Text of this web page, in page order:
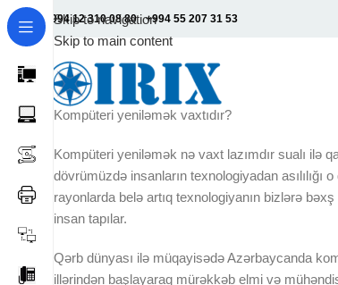
Skip to navigation
Skip to main content
+994 12 310 08 80 +994 55 207 31 53
Kompüteri yeniləmək vaxtıdır?
Kompüteri yeniləmək nə vaxt lazımdır sualı ilə
dövrümüzdə insanların texnologiyadan asılılığı
rayonlarda belə artıq texnologiyanın bizlərə
insan tapılar.
Qərb dünyası ilə müqayisədə Azərbaycanda
illərindən başlayaraq mürəkkəb elmi və